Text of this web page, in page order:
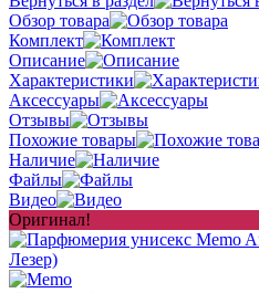
Обзор товара
Комплект
Описание
Характеристики
Аксессуары
Отзывы
Похожие товары
Наличие
Файлы
Видео
Оригинал!